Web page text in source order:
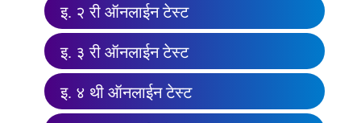
इ. २ री ऑनलाईन टेस्ट
इ. ३ री ऑनलाईन टेस्ट
इ. ४ थी ऑनलाईन टेस्ट